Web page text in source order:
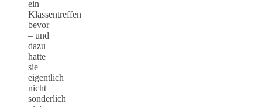
ein
Klassentreffen
bevor
– und
dazu
hatte
sie
eigentlich
nicht
sonderlich